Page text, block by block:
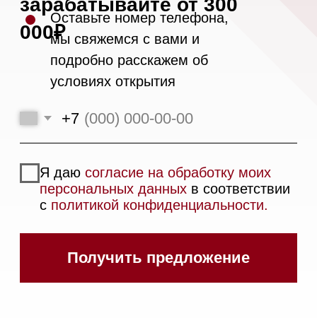
Духовые шкафы
Духовые шкафы с СВЧ
Вытяжки настенные
Вытяжки встраиваемые
Профессиональная
техника
Винные холодильники